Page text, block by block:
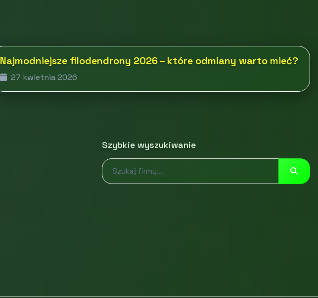
Najmodniejsze filodendrony 2026 – które odmiany warto mieć?
27 kwietnia 2026
Szybkie wyszukiwanie